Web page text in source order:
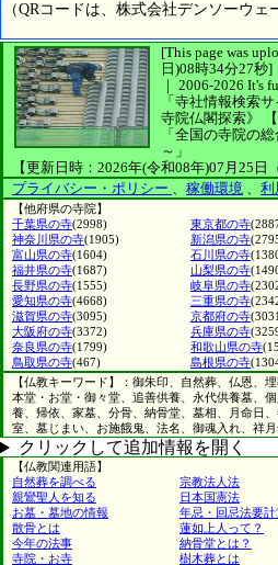
（QRコードは、株式会社デンソーウェ
[This page was
日)08時34分27秒]
｜ 2006-2026 It's
「寺社情報検索サ
寺院仏閣探索》
「全国の寺院の
～」
【更新日時：2026年(令和08年)07月25日
プライバシー・ポリシー 、 稼働環境 、 利
【他府県の寺院】
千葉県の寺(2998) 東京都の寺
神奈川県の寺(1905) 新潟県の寺
富山県の寺(1604) 石川県の寺
福井県の寺(1687) 山梨県の寺
長野県の寺(1555) 岐阜県の寺
愛知県の寺(4668) 三重県の寺
滋賀県の寺(3095) 京都府の寺
大阪府の寺(3372) 兵庫県の寺
奈良県の寺(1799) 和歌山県の寺
鳥取県の寺(467) 島根県の寺
【仏教キーワード】：御朱印、自然葬、仏恩、
本堂・お堂・御々堂、追善供養、永代供養墓、
養、帰依、家墓、分骨、納骨堂、墓相、月命日
室、墓じまい、お施餓鬼、法名、御魂入れ、祥
クリックして追加情報を開く
【仏教関連用語】
自然葬を調べる
宗教法人法
親鸞聖人を知る
日本国憲法
お墓・墓地の情報
年忌・回忌法要計
散骨とは
蓮如上人って？
今年の法事
納骨堂とは？
寺院・お寺
樹木葬とは